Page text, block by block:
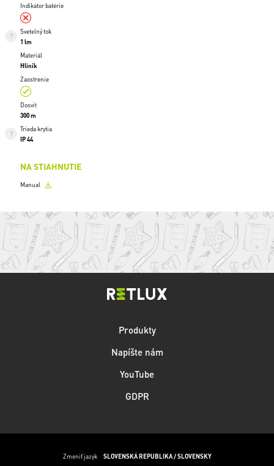
Indikátor batérie
Svetelný tok
1 lm
Materiál
Hliník
Zaostrenie
Dosvit
300 m
Trieda krytia
IP 44
NA STIAHNUTIE
Manual
Produkty
Napíšte nám
YouTube
GDPR
Zmeniť jazyk SLOVENSKÁ REPUBLIKA / SLOVENSKY